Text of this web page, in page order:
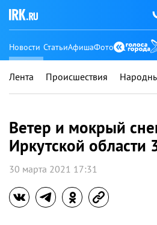
Новости СтатьиАфишаФото
Лента Происшествия
Ветер и мокрый
Иркутской области
30 марта 2021 17:31